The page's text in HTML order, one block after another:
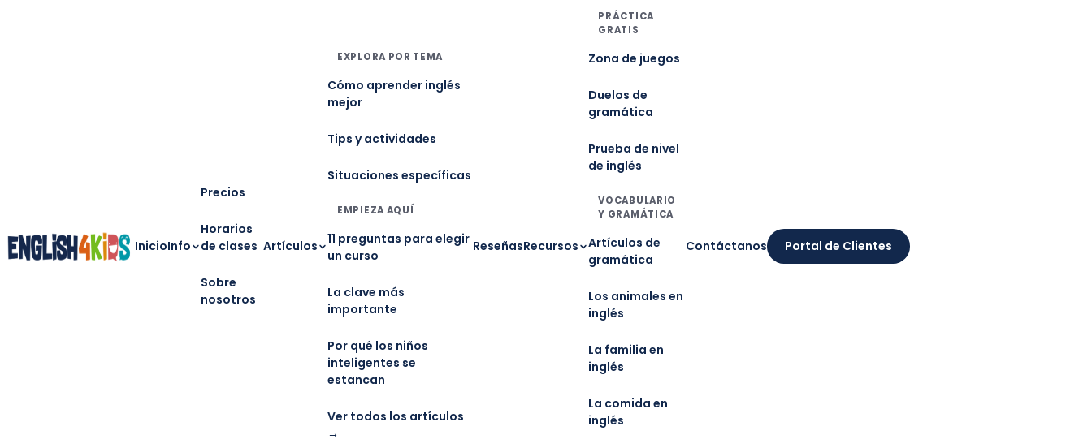
InicioInfo
Precios
Horarios
de clases
Sobre
nosotros
Artículos
EXPLORA POR TEMA
Cómo aprender inglés
mejor
Tips y actividades
Situaciones específicas
EMPIEZA AQUÍ
11 preguntas para elegir
un curso
La clave más
importante
Por qué los niños
inteligentes se
estancan
Ver todos los artículos
→
ReseñasRecursos
PRÁCTICA
GRATIS
Zona de juegos
Duelos de
gramática
Prueba de nivel
de inglés
VOCABULARIO
Y GRAMÁTICA
Artículos de
gramática
Los animales en
inglés
La familia en
inglés
La comida en
inglés
Contáctanos Portal de Clientes